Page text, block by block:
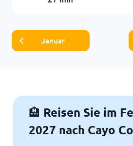
Januar
🏨 Reisen Sie im
2027 nach Cayo